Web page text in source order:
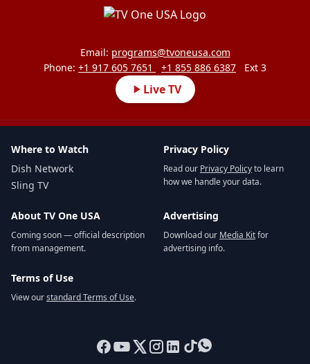
Email: programs@tvoneusa.com
Phone: +1 917 605 7651 +1 855 886 6387 Ext 3
Live TV
Where to Watch
Dish Network
Sling TV
Privacy Policy
Read our Privacy Policyto learn
how we handle your data.
About TV One USA
Coming soon — official description
from management.
Advertising
Download our Media Kitfor
advertising info.
Terms of Use
View ourstandard Terms of Use.